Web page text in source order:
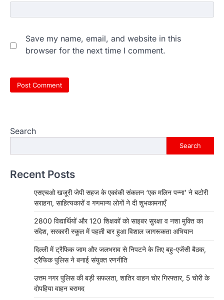
Save my name, email, and website in this
browser for the next time I comment.
Search
Search
Recent Posts
एसएचओ खजूरी जेपी सहज के एकांकी संकलन ‘एक मलिन पन्ना’ ने बटोरी
सराहना, साहित्यकारों व गणमान्य लोगों ने दी शुभकामनाएँ
2800 विद्यार्थियों और 120 शिक्षकों को साइबर सुरक्षा व नशा मुक्ति का
संदेश, सरकारी स्कूल में पहली बार हुआ विशाल जागरूकता अभियान
दिल्ली में ट्रैफिक जाम और जलभराव से निपटने के लिए बहु-एजेंसी बैठक,
ट्रैफिक पुलिस ने बनाई संयुक्त रणनीति
उत्तम नगर पुलिस की बड़ी सफलता, शातिर वाहन चोर गिरफ्तार, 5 चोरी के
दोपहिया वाहन बरामद